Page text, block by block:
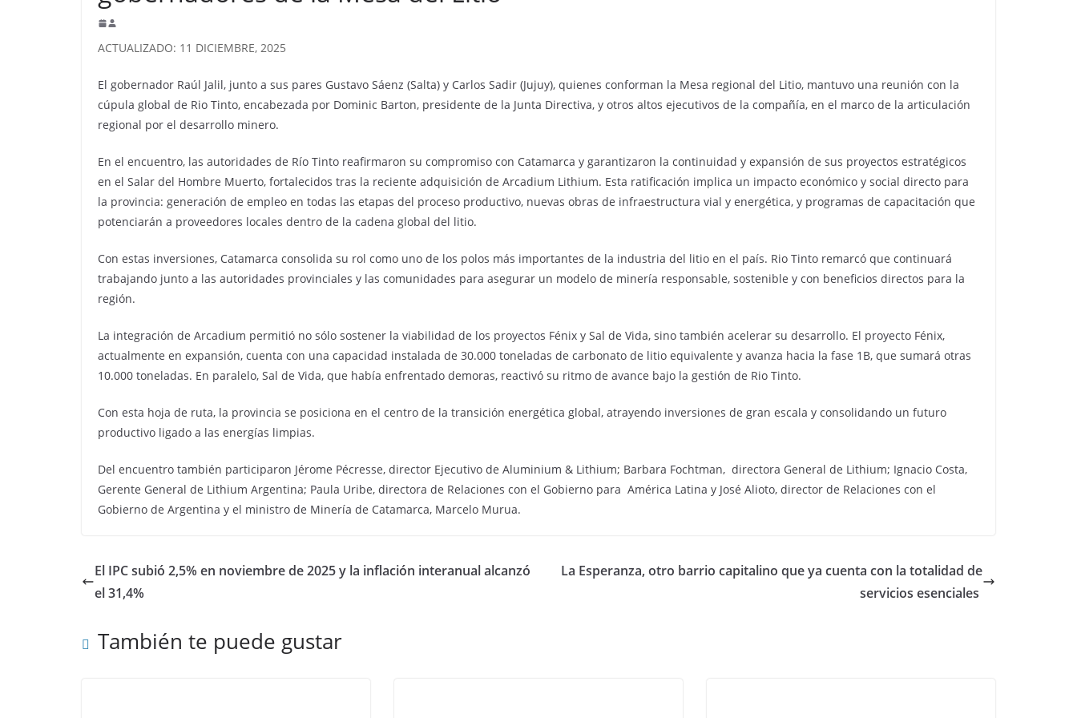
ACTUALIZADO: 11 DICIEMBRE, 2025
El gobernador Raúl Jalil, junto a sus pares Gustavo Sáenz (Salta) y Carlos Sadir (Jujuy), quienes conforman la Mesa regional del Litio, mantuvo una reunión con la
cúpula global de Rio Tinto, encabezada por Dominic Barton, presidente de la Junta Directiva, y otros altos ejecutivos de la compañía, en el marco de la articulación
regional por el desarrollo minero.
En el encuentro, las autoridades de Río Tinto reafirmaron su compromiso con Catamarca y garantizaron la continuidad y expansión de sus proyectos estratégicos
en el Salar del Hombre Muerto, fortalecidos tras la reciente adquisición de Arcadium Lithium. Esta ratificación implica un impacto económico y social directo para
la provincia: generación de empleo en todas las etapas del proceso productivo, nuevas obras de infraestructura vial y energética, y programas de capacitación que
potenciarán a proveedores locales dentro de la cadena global del litio.
Con estas inversiones, Catamarca consolida su rol como uno de los polos más importantes de la industria del litio en el país. Rio Tinto remarcó que continuará
trabajando junto a las autoridades provinciales y las comunidades para asegurar un modelo de minería responsable, sostenible y con beneficios directos para la
región.
La integración de Arcadium permitió no sólo sostener la viabilidad de los proyectos Fénix y Sal de Vida, sino también acelerar su desarrollo. El proyecto Fénix,
actualmente en expansión, cuenta con una capacidad instalada de 30.000 toneladas de carbonato de litio equivalente y avanza hacia la fase 1B, que sumará otras
10.000 toneladas. En paralelo, Sal de Vida, que había enfrentado demoras, reactivó su ritmo de avance bajo la gestión de Rio Tinto.
Con esta hoja de ruta, la provincia se posiciona en el centro de la transición energética global, atrayendo inversiones de gran escala y consolidando un futuro
productivo ligado a las energías limpias.
Del encuentro también participaron Jérome Pécresse, director Ejecutivo de Aluminium & Lithium; Barbara Fochtman, directora General de Lithium; Ignacio Costa,
Gerente General de Lithium Argentina; Paula Uribe, directora de Relaciones con el Gobierno para América Latina y José Alioto, director de Relaciones con el
Gobierno de Argentina y el ministro de Minería de Catamarca, Marcelo Murua.
El IPC subió 2,5% en noviembre de 2025 y la inflación interanual alcanzó
el 31,4%
La Esperanza, otro barrio capitalino que ya cuenta con la totalidad de
servicios esenciales
También te puede gustar